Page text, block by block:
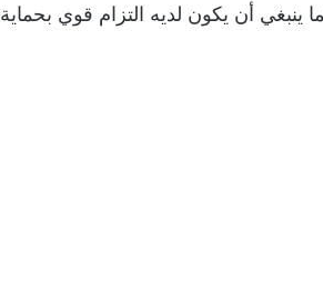
ينبغي أن يكون لديه التزام قوي بحماية